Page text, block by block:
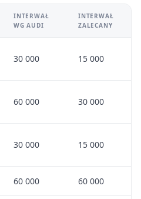
INTERWAŁ
WG AUDI
INTERWAŁ
ZALECANY
30 000 15 000
60 000 30 000
30 000 15 000
60 000 60 000